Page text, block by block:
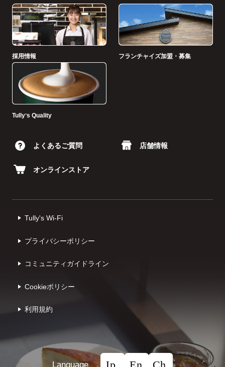
採用情報 フランチャイズ加盟・募集
Tullyʼs Quality
よくあるご質問 店舗情報
オンラインストア
Tully's Wi-Fi
プライバシーポリシー
コミュニティガイドライン
Cookieポリシー
利⽤規約
Language